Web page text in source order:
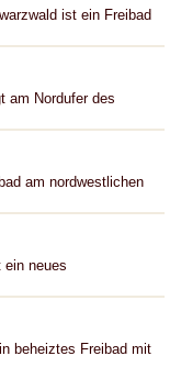
ist ein Freibad
am Nordufer des
am nordwestlichen
ein neues
beheiztes Freibad mit